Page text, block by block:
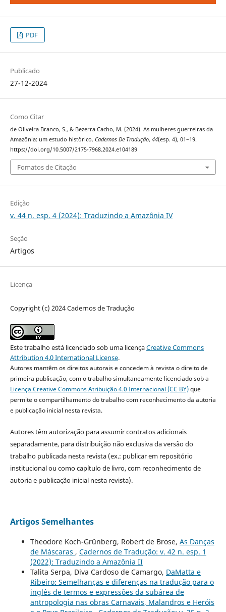
PDF
Publicado
27-12-2024
Como Citar
de Oliveira Branco, S., & Bezerra Cacho, M. (2024). As mulheres guerreiras da
Amazônia: um estudo hist´órico. Cadernos De Tradução, 44(esp. 4), 01–19.
https://doi.org/10.5007/2175-7968.2024.e104189
Fomatos de Citação
Edição
v. 44 n. esp. 4 (2024): Traduzindo a Amazônia IV
Seção
Artigos
Licença
Copyright (c) 2024 Cadernos de Tradução
Este trabalho está licenciado sob uma licençaCreative Commons
Attribution 4.0 International License.
Autores mantêm os direitos autorais e concedem à revista o direito de
primeira publicação, com o trabalho simultaneamente licenciado sob a
Licença Creative Commons Atribuição 4.0 Internacional (CC BY)que
permite o compartilhamento do trabalho com reconhecimento da autoria
e publicação inicial nesta revista.
Autores têm autorização para assumir contratos adicionais
separadamente, para distribuição não exclusiva da versão do
trabalho publicada nesta revista (ex.: publicar em repositório
institucional ou como capítulo de livro, com reconhecimento de
autoria e publicação inicial nesta revista).
Artigos Semelhantes
Theodore Koch-Grünberg, Robert de Brose, As Danças
de Máscaras , Cadernos de Tradução: v. 42 n. esp. 1
(2022): Traduzindo a Amazônia II
Talita Serpa, Diva Cardoso de Camargo, DaMatta e
Ribeiro: Semelhanças e diferenças na tradução para o
inglês de termos e expressões da subárea de
antropologia nas obras Carnavais, Malandros e Heróis